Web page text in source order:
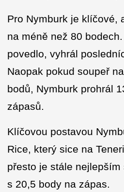
Pro Nymburk je klíčové,
na méně než 80
povedlo, vyhrál
Naopak pokud soupeř
bodů, Nymburk prohrál
zápasů.
Klíčovou postavou
Rice, který sice na
přesto je stále
s 20,5 body na zápas.